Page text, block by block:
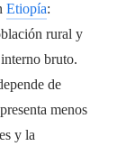
Etiopía:
rural y
bruto.
de
menos
y la